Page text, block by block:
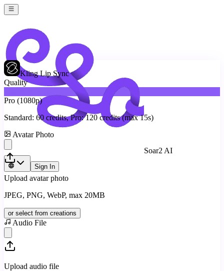
Soar2 AI
Sign In
Kling Lip Sync
Quality
Pro (1080p)
Standard: 60 credits, Pro:120 credits (max 15s)
Avatar Photo
Upload avatar photo
JPEG, PNG, WebP, max 20MB
or select from creations
Audio File
Upload audio file